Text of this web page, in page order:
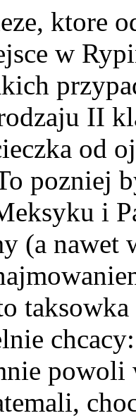
ktore
w
II
od
pozniej
i
(a nawet